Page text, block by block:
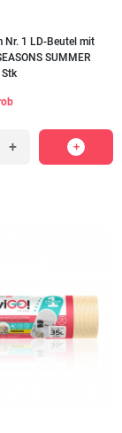
Nr. 1 LD-Beutel mit
SUMMER
+